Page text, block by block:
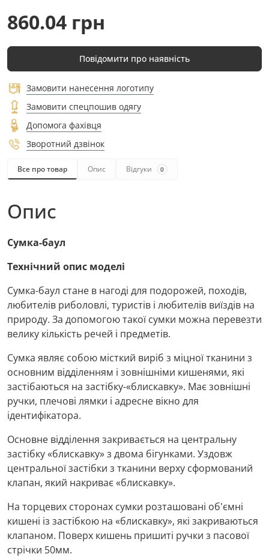
860.04 грн
Повідомити про наявність
Замовити нанесення логотипу
Замовити спецпошив одягу
Допомога фахівця
Зворотний дзвінок
Все про товар Опис Відгуки 0
Опис
Сумка-баул
Технічний опис моделі
Сумка-баул стане в нагоді для подорожей, походів,
любителів риболовлі, туристів і любителів виїздів на
природу. За допомогою такої сумки можна перевезти
велику кількість речей і предметів.
Сумка являє собою місткий виріб з міцної тканини з
основним відділенням і зовнішніми кишенями, які
застібаються на застібку-«блискавку». Має зовнішні
ручки, плечові лямки і адресне вікно для
ідентифікатора.
Основне відділення закривається на центральну
застібку «блискавку» з двома бігунками. Уздовж
центральної застібки з тканини верху сформований
клапан, який накриває «блискавку».
На торцевих сторонах сумки розташовані об'ємні
кишені із застібкою на «блискавку», які закриваються
клапаном. Поверх кишень пришиті ручки з пасової
стрічки 50мм.